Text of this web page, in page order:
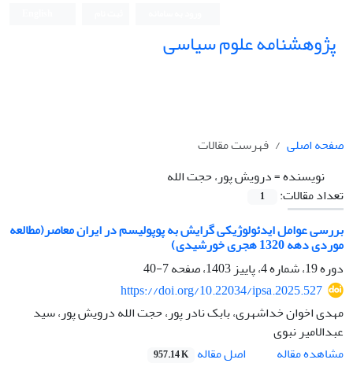
پژوهشنامه علوم سیاسی
صفحه اصلی
فهرست مقالات
نویسنده =درویش پور، حجت الله
تعداد مقالات:
1
بررسی عوامل ایدئولوژیکی گرایش به پوپولیسم در ایران معاصر(مطالعه
موردی دهه 1320 هجری خورشیدی)
دوره 19، شماره 4، پاییز 1403، صفحه
7-40
https://doi.org/10.22034/ipsa.2025.527
مهدی اخوان خداشهری، بابک نادر پور، حجت الله درویش پور، سید
عبدالامیر نبوی
مشاهده مقاله
اصل مقاله 957.14 K